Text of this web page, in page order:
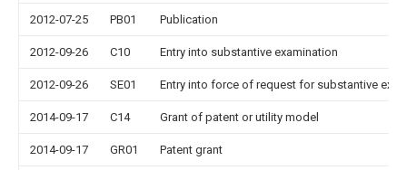
2012-07-25 PB01 Publication
2012-09-26 C10 Entry into substantive examination
2012-09-26 SE01 Entry into force of request for substantive
2014-09-17 C14 Grant of patent or utility model
2014-09-17 GR01 Patent grant